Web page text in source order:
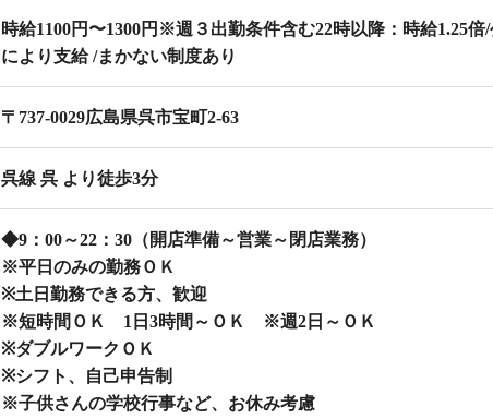
時給1100円〜1300円※週３出勤条件含む22時以降：時給1.25
により支給 /まかない制度あり
〒737-0029広島県呉市宝町2-63
呉線 呉 より徒歩3分
◆9：00～22：30（開店準備～営業～閉店業務）
※平日のみの勤務ＯＫ
※土日勤務できる方、歓迎
※短時間ＯＫ 1日3時間～ＯＫ ※週2日～ＯＫ
※ダブルワークＯＫ
※シフト、自己申告制
※子供さんの学校行事など、お休み考慮